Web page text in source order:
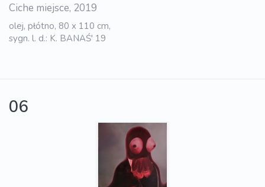
Ciche miejsce, 2019
olej, płótno, 80 x 110 cm,
sygn. l. d.: K. BANAŚ' 19
06